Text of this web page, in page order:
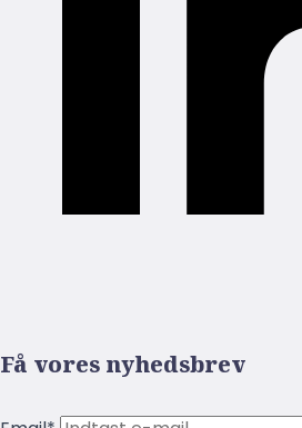
Få vores nyhedsbrev